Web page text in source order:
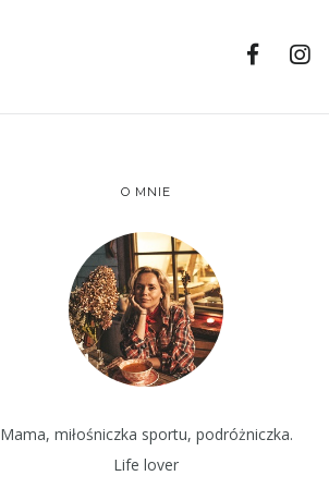
O MNIE
Mama, miłośniczka sportu, podróżniczka.
Life lover